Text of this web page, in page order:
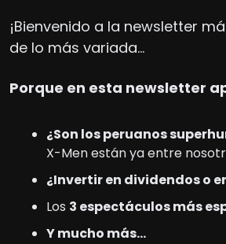
¡Bienvenido a la newsletter
de lo más variada…
Porque en esta newsletter
¿Son los peruanos
X-Men están ya entre
¿Invertir en dividendos o
Los 3 espectáculos más
Y mucho más…